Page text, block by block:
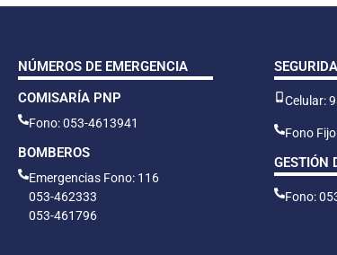
NÚMEROS DE EMERGENCIA
COMISARÍA PNP
Fono: 053-4613941
BOMBEROS
Emergencias Fono: 116
053-462333
053-461796
Celular:
Fono
GESTIÓN
Fono: